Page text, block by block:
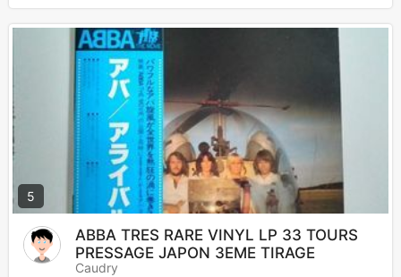
5
ABBA TRES RARE VINYL LP 33 TOURS
PRESSAGE JAPON 3EME TIRAGE
Caudry